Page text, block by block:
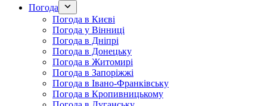
Погода
Погода в Києві
Погода у Вінниці
Погода в Дніпрі
Погода в Донецьку
Погода в Житомирі
Погода в Запоріжжі
Погода в Івано-Франківську
Погода в Кропивницькому